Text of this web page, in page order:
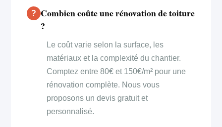
Combien coûte une rénovation de toiture
?
Le coût varie selon la surface, les
matériaux et la complexité du chantier.
Comptez entre 80€ et 150€/m² pour une
rénovation complète. Nous vous
proposons un devis gratuit et
personnalisé.